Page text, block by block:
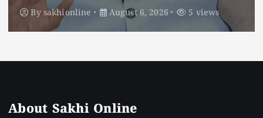
By sakhionline August 6, 2026 5 views
About Sakhi Online